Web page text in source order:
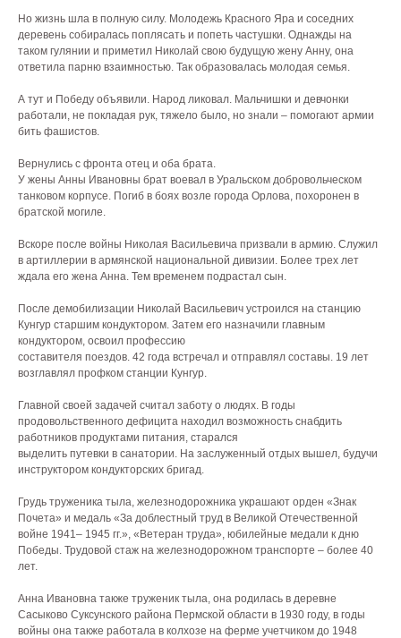
Но жизнь шла в полную силу. Молодежь Красного Яра и соседних
деревень собиралась поплясать и попеть частушки. Однажды на
таком гулянии и приметил Николай свою будущую жену Анну, она
ответила парню взаимностью. Так образовалась молодая семья.
А тут и Победу объявили. Народ ликовал. Мальчишки и девчонки
работали, не покладая рук, тяжело было, но знали – помогают армии
бить фашистов.
Вернулись с фронта отец и оба брата.
У жены Анны Ивановны брат воевал в Уральском добровольческом
танковом корпусе. Погиб в боях возле города Орлова, похоронен в
братской могиле.
Вскоре после войны Николая Васильевича призвали в армию. Служил
в артиллерии в армянской национальной дивизии. Более трех лет
ждала его жена Анна. Тем временем подрастал сын.
После демобилизации Николай Васильевич устроился на станцию
Кунгур старшим кондуктором. Затем его назначили главным
кондуктором, освоил профессию
составителя поездов. 42 года встречал и отправлял составы. 19 лет
возглавлял профком станции Кунгур.
Главной своей задачей считал заботу о людях. В годы
продовольственного дефицита находил возможность снабдить
работников продуктами питания, старался
выделить путевки в санатории. На заслуженный отдых вышел, будучи
инструктором кондукторских бригад.
Грудь труженика тыла, железнодорожника украшают орден «Знак
Почета» и медаль «За доблестный труд в Великой Отечественной
войне 1941– 1945 гг.», «Ветеран труда», юбилейные медали к дню
Победы. Трудовой стаж на железнодорожном транспорте – более 40
лет.
Анна Ивановна также труженик тыла, она родилась в деревне
Сасыково Суксунского района Пермской области в 1930 году, в годы
войны она также работала в колхозе на ферме учетчиком до 1948